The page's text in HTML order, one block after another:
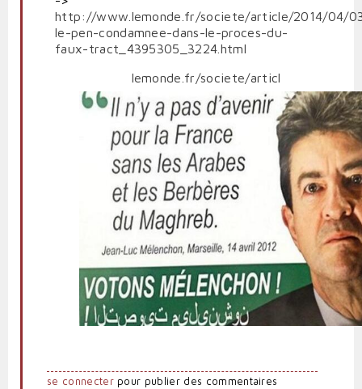
http://www.lemonde.fr/societe/article/2014/04/
le-pen-condamnee-dans-le-proces-du-
faux-tract_4395305_3224.html
lemonde.fr/societe/articl
se connecterpour publier des commentaires